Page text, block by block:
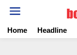
t
Home Headline